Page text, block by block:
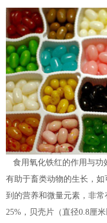
食用氧化铁红的作用与功
有助于畜类动物的生长，
到的营养和微量元素，非
25%，贝壳片（直径0.8厘